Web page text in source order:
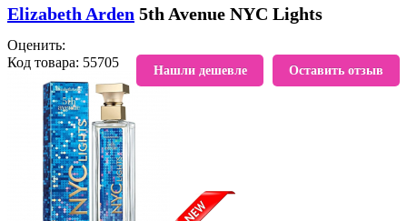
Elizabeth Arden 5th Avenue NYC Lights
Оставить отзыв
Нашли дешевле
Оценить:
Код товара: 55705
В избранное